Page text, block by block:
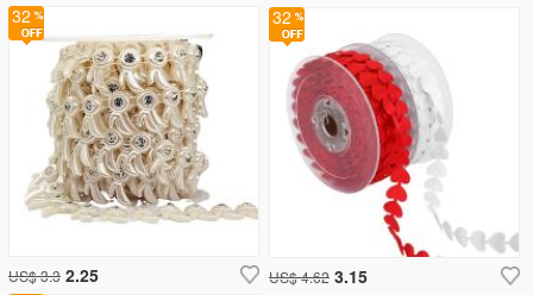
32
US$ 4.62 3.15
32
US$ 3.3 2.25